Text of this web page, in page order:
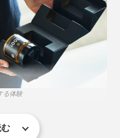
調を崩し気味の時は
」、いざというときは
」、外出先では
べ分けするのもおすす
）」は、通勤通学時や
た素朴な味わい、後に
で、苦味はほんのり感じ
ミツバチが、「マヌカ
性を高めることに貢
とで、森を育てていま
リコプターのパイロッ
る体験